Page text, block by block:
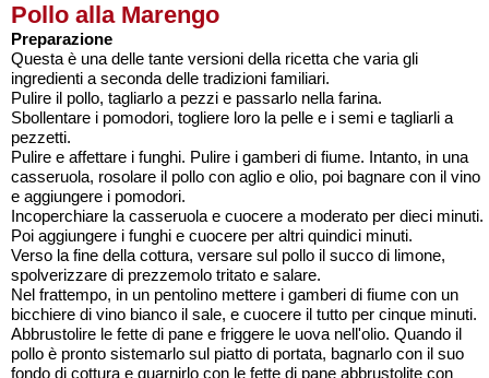
Pollo alla Marengo
Preparazione
Questa è una delle tante versioni della ricetta che varia gli
ingredienti a seconda delle tradizioni familiari.
Pulire il pollo, tagliarlo a pezzi e passarlo nella farina.
Sbollentare i pomodori, togliere loro la pelle e i semi e tagliarli a
pezzetti.
Pulire e affettare i funghi. Pulire i gamberi di fiume. Intanto, in una
casseruola, rosolare il pollo con aglio e olio, poi bagnare con il vino
e aggiungere i pomodori.
Incoperchiare la casseruola e cuocere a moderato per dieci minuti.
Poi aggiungere i funghi e cuocere per altri quindici minuti.
Verso la fine della cottura, versare sul pollo il succo di limone,
spolverizzare di prezzemolo tritato e salare.
Nel frattempo, in un pentolino mettere i gamberi di fiume con un
bicchiere di vino bianco il sale, e cuocere il tutto per cinque minuti.
Abbrustolire le fette di pane e friggere le uova nell'olio. Quando il
pollo è pronto sistemarlo sul piatto di portata, bagnarlo con il suo
fondo di cottura e guarnirlo con le fette di pane abbrustolite con